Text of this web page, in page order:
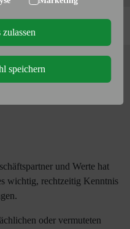
und Werte hat
wichtig, rechtzeitig Kenntnis
oder vermuteten
speichern